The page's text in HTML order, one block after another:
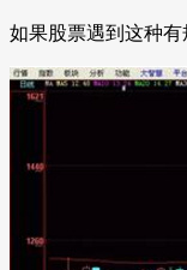
如果股票遇到这种